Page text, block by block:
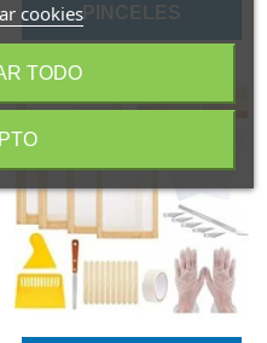
PINCELES
cookies
TODO